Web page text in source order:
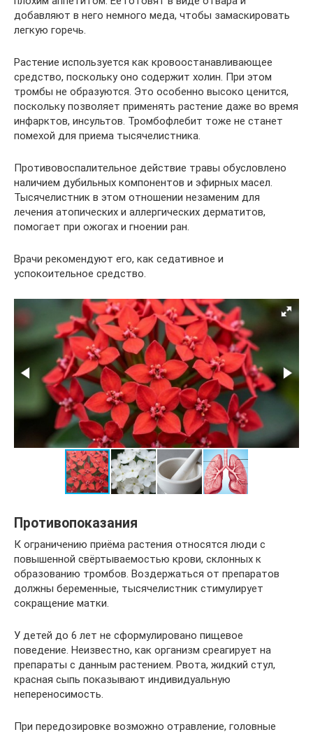
добавляют в него немного меда, чтобы замаскировать
легкую горечь.
Растение используется как кровоостанавливающее
средство, поскольку оно содержит холин. При этом
тромбы не образуются. Это особенно высоко ценится,
поскольку позволяет применять растение даже во время
инфарктов, инсультов. Тромбофлебит тоже не станет
помехой для приема тысячелистника.
Противовоспалительное действие травы обусловлено
наличием дубильных компонентов и эфирных масел.
Тысячелистник в этом отношении незаменим для
лечения атопических и аллергических дерматитов,
помогает при ожогах и гноении ран.
Врачи рекомендуют его, как седативное и
успокоительное средство.
Противопоказания
К ограничению приёма растения относятся люди с
повышенной свёртываемостью крови, склонных к
образованию тромбов. Воздержаться от препаратов
должны беременные, тысячелистник стимулирует
сокращение матки.
У детей до 6 лет не сформулировано пищевое
поведение. Неизвестно, как организм среагирует на
препараты с данным растением. Рвота, жидкий стул,
красная сыпь показывают индивидуальную
непереносимость.
При передозировке возможно отравление, головные